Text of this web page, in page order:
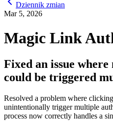
Dziennik zmian
Mar 5, 2026
Magic Link
Fixed an issue
could be triggered
Resolved a problem where
unintentionally trigger multiple
process now correctly handles a